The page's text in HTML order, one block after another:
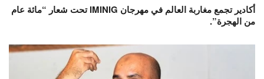
أكادير تجمع مغاربة العالم في مهرجان IMINIG تحت شعار “مائة عام
من الهجرة”.